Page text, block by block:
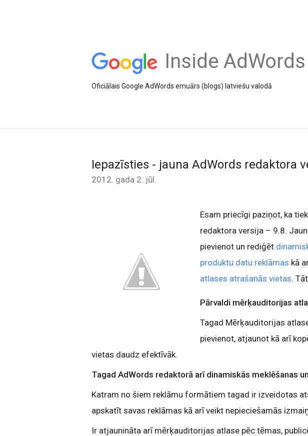
Inside
Oficiālais Google AdWords emuārs (blogs) latviešu valodā
Iepazīsties - jauna AdWords redaktora
2012. gada 2. jūl.
Esam priecīgi paziņot, ka
redaktora versija – 9.8.
pievienot un rediģēt
produktu datu reklāmas kā
atlases atrašanās vietas.
Pārvaldi mērķauditorijas
Tagad Mērķauditorijas
pievienot, atjaunot kā arī
vietas daudz efektīvāk.
Tagad AdWords redaktorā arī dinamiskās meklēšanas
Katram no šiem reklāmu formātiem tagad ir izveidotas
apskatīt savas reklāmas kā arī veikt nepieciešamās
Ir atjaunināta arī mērķauditorijas atlase pēc tēmas,